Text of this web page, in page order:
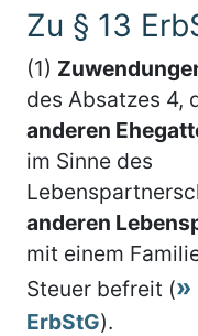
Zu § 13
(1)
des Absatzes 4,
anderen
im Sinne des
anderen
mit einem
Steuer befreit (
ErbStG).